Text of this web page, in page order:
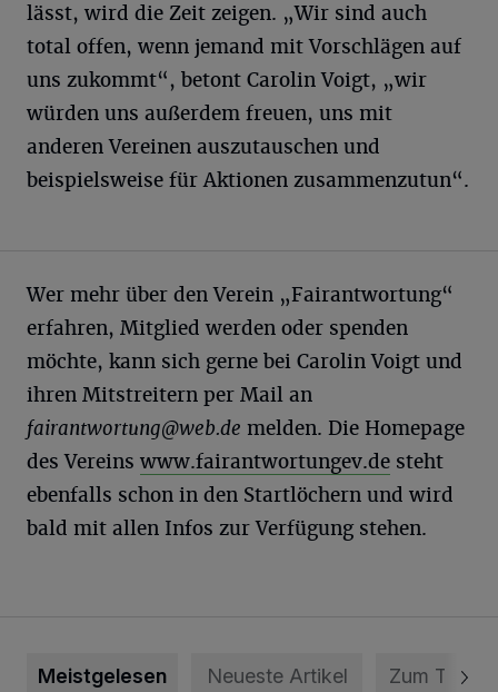
lässt, wird die Zeit zeigen. „Wir sind auch
total offen, wenn jemand mit Vorschlägen auf
uns zukommt“, betont Carolin Voigt, „wir
würden uns außerdem freuen, uns mit
anderen Vereinen auszutauschen und
beispielsweise für Aktionen zusammenzutun“.
Wer mehr über den Verein „Fairantwortung“
erfahren, Mitglied werden oder spenden
möchte, kann sich gerne bei Carolin Voigt und
ihren Mitstreitern per Mail an
fairantwortung@web.de melden. Die Homepage
des Vereins www.fairantwortungev.de steht
ebenfalls schon in den Startlöchern und wird
bald mit allen Infos zur Verfügung stehen.
Meistgelesen Neueste Artikel Zum Thema